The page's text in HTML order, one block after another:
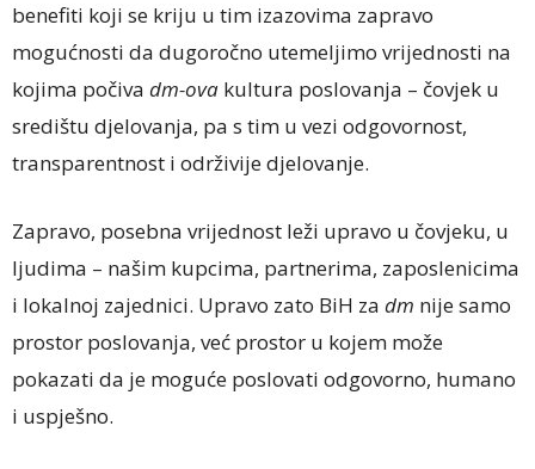
benefiti koji se kriju u tim izazovima zapravo
mogućnosti da dugoročno utemeljimo vrijednosti na
kojima počiva dm-ova kultura poslovanja – čovjek u
središtu djelovanja, pa s tim u vezi odgovornost,
transparentnost i održivije djelovanje.
Zapravo, posebna vrijednost leži upravo u čovjeku, u
ljudima – našim kupcima, partnerima, zaposlenicima
i lokalnoj zajednici. Upravo zato BiH za dm nije samo
prostor poslovanja, već prostor u kojem može
pokazati da je moguće poslovati odgovorno, humano
i uspješno.